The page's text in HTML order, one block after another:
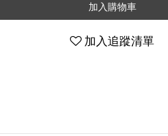
加入購物車
加入追蹤清單